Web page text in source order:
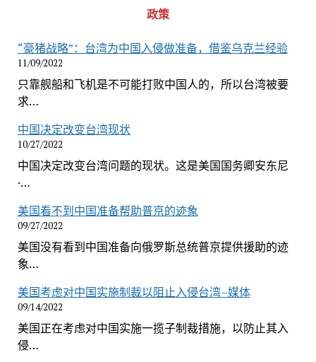
政策
“豪猪战略”：台湾为中国入侵做准备，借鉴乌克兰经验
11/09/2022
只靠舰船和飞机是不可能打败中国人的，所以台湾被要
求…
中国决定改变台湾现状
10/27/2022
中国决定改变台湾问题的现状。这是美国国务卿安东尼
·…
美国看不到中国准备帮助普京的迹象
09/27/2022
美国没有看到中国准备向俄罗斯总统普京提供援助的迹
象…
美国考虑对中国实施制裁以阻止入侵台湾–媒体
09/14/2022
美国正在考虑对中国实施一揽子制裁措施，以防止其入
侵…